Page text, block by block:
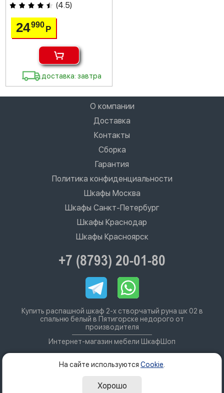
(4.5)
24990Р
доставка: завтра
О компании
Доставка
Контакты
Сборка
Гарантия
Политика конфиденциальности
Шкафы Москва
Шкафы Санкт-Петербург
Шкафы Краснодар
Шкафы Красноярск
+7 (8793) 20-01-80
Купить распашной шкаф 2-х створчатый руна шк 02 в
спальню белый в Пятигорске недорого от
производителя
Интернет-магазин мебели ШкафШоп
На сайте используются Cookie
Хорошо